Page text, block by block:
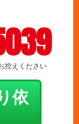
控えください
依